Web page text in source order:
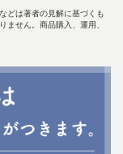
どは著者の見解に基づくも
せん。商品購入、運用、